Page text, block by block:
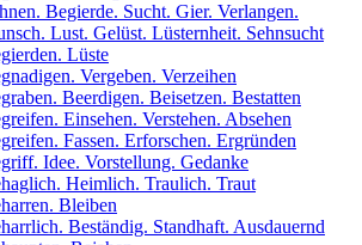
Begierde. Sucht. Gier. Verlangen.
Lust. Gelüst. Lüsternheit. Sehnsucht
Lüste
Vergeben. Verzeihen
Beerdigen. Beisetzen. Bestatten
Einsehen. Verstehen. Absehen
Fassen. Erforschen. Ergründen
Idee. Vorstellung. Gedanke
Heimlich. Traulich. Traut
Bleiben
Beständig. Standhaft. Ausdauernd